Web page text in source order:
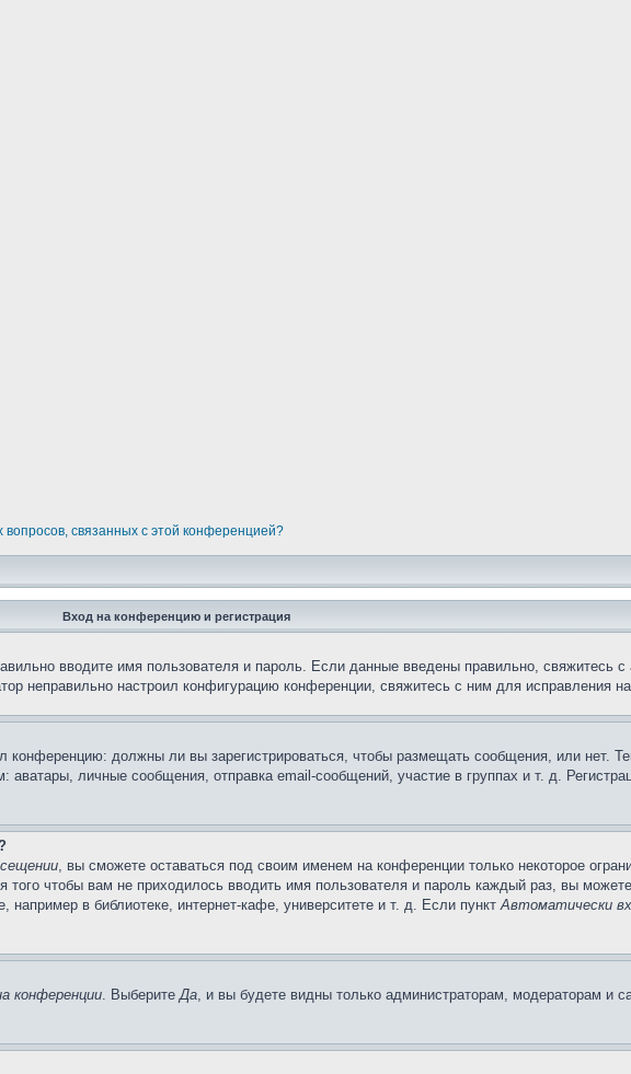
вопросов, связанных с этой конференцией?
Вход на конференцию и регистрация
вводите имя пользователя и пароль. Если данные введены правильно, свяжитесь с
неправильно настроил конфигурацию конференции, свяжитесь с ним для исправления
конференцию: должны ли вы зарегистрироваться, чтобы размещать сообщения, или нет.
личные сообщения, отправка email-сообщений, участие в группах и т. д.
, вы сможете оставаться под своим именем на конференции только некоторое
того чтобы вам не приходилось вводить имя пользователя и пароль каждый раз, вы
в библиотеке, интернет-кафе, университете и т. д. Если пунктАвтоматически
конференции. ВыберитеДа, и вы будете видны только администраторам, модераторам и